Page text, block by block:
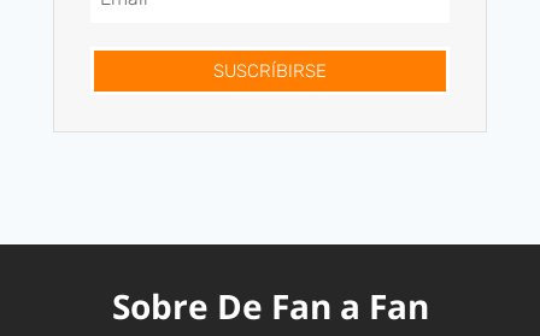
SUSCRÍBIRSE
Sobre De Fan a Fan